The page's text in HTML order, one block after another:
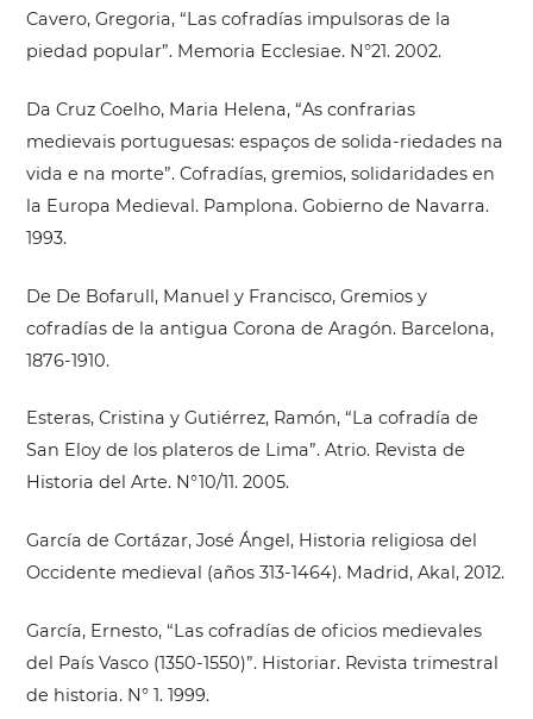
Cavero, Gregoria, “Las cofradías impulsoras de la
piedad popular”. Memoria Ecclesiae. N°21. 2002.
Da Cruz Coelho, Maria Helena, “As confrarias
medievais portuguesas: espaços de solida-riedades na
vida e na morte”. Cofradías, gremios, solidaridades en
la Europa Medieval. Pamplona. Gobierno de Navarra.
1993.
De De Bofarull, Manuel y Francisco, Gremios y
cofradías de la antigua Corona de Aragón. Barcelona,
1876-1910.
Esteras, Cristina y Gutiérrez, Ramón, “La cofradía de
San Eloy de los plateros de Lima”. Atrio. Revista de
Historia del Arte. N°10/11. 2005.
García de Cortázar, José Ángel, Historia religiosa del
Occidente medieval (años 313-1464). Madrid, Akal, 2012.
García, Ernesto, “Las cofradías de oficios medievales
del País Vasco (1350-1550)”. Historiar. Revista trimestral
de historia. N° 1. 1999.